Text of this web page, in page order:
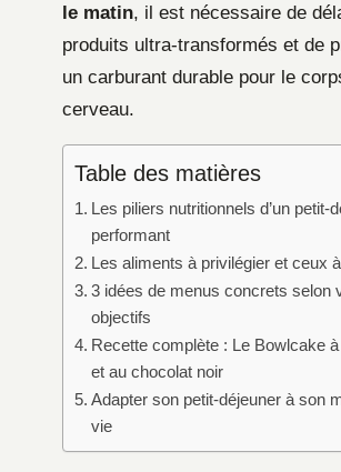
le matin, il est nécessaire de
produits ultra-transformés et de
un carburant durable pour le
cerveau.
Table des matières
Les piliers nutritionnels d’un petit-
performant
Les aliments à privilégier et ceux
3 idées de menus concrets selon
objectifs
Recette complète : Le Bowlcake à
et au chocolat noir
Adapter son petit-déjeuner à son
vie